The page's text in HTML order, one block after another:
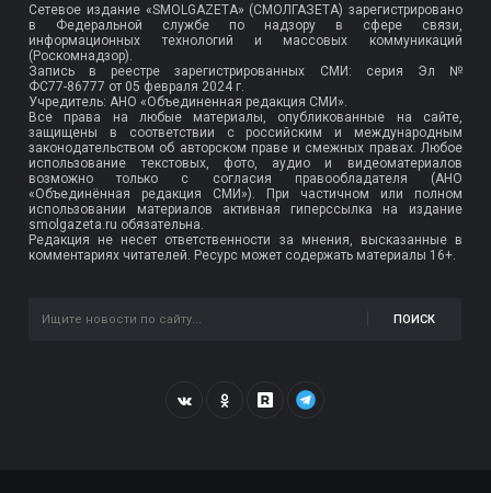
Сетевое издание «SMOLGAZETA» (СМОЛГАЗЕТА) зарегистрировано
в Федеральной службе по надзору в сфере связи,
информационных технологий и массовых коммуникаций
(Роскомнадзор).
Запись в реестре зарегистрированных СМИ: серия Эл №
ФС77-86777 от 05 февраля 2024 г.
Учредитель: АНО «Объединенная редакция СМИ».
Все права на любые материалы, опубликованные на сайте,
защищены в соответствии с российским и международным
законодательством об авторском праве и смежных правах. Любое
использование текстовых, фото, аудио и видеоматериалов
возможно только с согласия правообладателя (АНО
«Объединённая редакция СМИ»). При частичном или полном
использовании материалов активная гиперссылка на издание
smolgazeta.ru обязательна.
Редакция не несет ответственности за мнения, высказанные в
комментариях читателей. Ресурс может содержать материалы 16+.
ПОИСК